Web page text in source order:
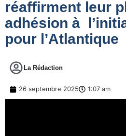
réaffirment leur
adhésion à
pour l’Atlantique
La Rédaction
26 septembre 2025 1:07 am